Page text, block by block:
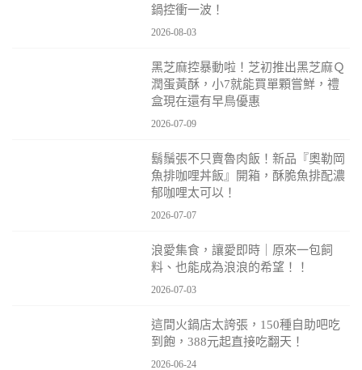
鍋控衝一波！
2026-08-03
黑芝麻控暴動啦！芝初推出黑芝麻Ｑ
潤蛋黃酥，小7就能買單顆嘗鮮，禮
盒現在還有早鳥優惠
2026-07-09
鬍鬚張不只賣魯肉飯！新品『奧勒岡
魚排咖哩丼飯』開箱，酥脆魚排配濃
郁咖哩太可以！
2026-07-07
浪愛集食，讓愛即時｜原來一包飼
料、也能成為浪浪的希望！！
2026-07-03
這間火鍋店太誇張，150種自助吧吃
到飽，388元起直接吃翻天！
2026-06-24